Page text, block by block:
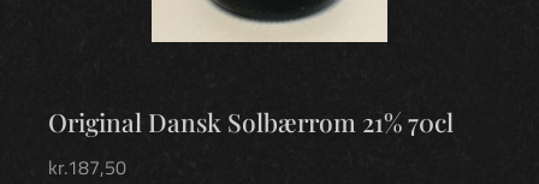
Original Dansk Solbærrom 21% 70cl
kr.187,50